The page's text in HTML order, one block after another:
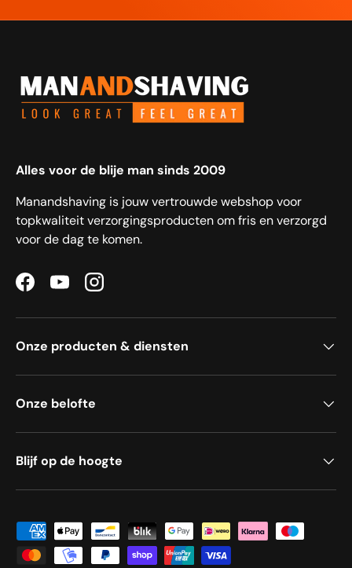
Alles voor de blije man sinds 2009
Manandshaving is jouw vertrouwde webshop voor
topkwaliteit verzorgingsproducten om fris en verzorgd
voor de dag te komen.
FacebookYouTubeInstagram
Onze producten & diensten
Onze belofte
Blijf op de hoogte
Geaccepteerde betaalmethoden